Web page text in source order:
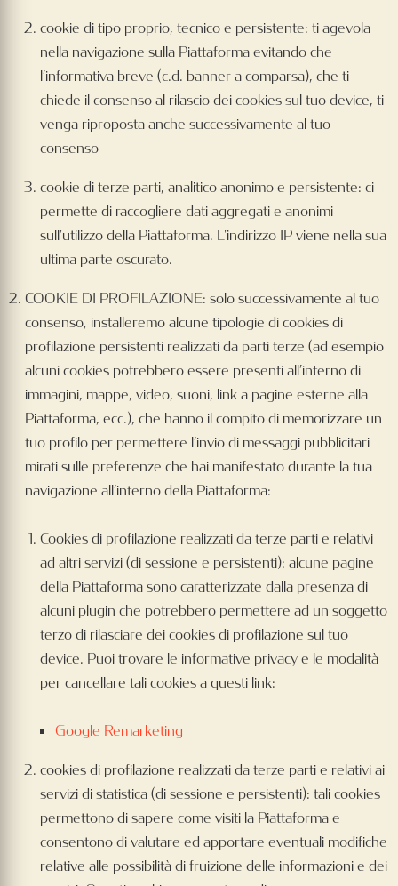
cookie di tipo proprio, tecnico e persistente: ti agevola
nella navigazione sulla Piattaforma evitando che
l’informativa breve (c.d. banner a comparsa), che ti
chiede il consenso al rilascio dei cookies sul tuo device, ti
venga riproposta anche successivamente al tuo
consenso
cookie di terze parti, analitico anonimo e persistente: ci
permette di raccogliere dati aggregati e anonimi
sull'utilizzo della Piattaforma. L'indirizzo IP viene nella sua
ultima parte oscurato.
COOKIE DI PROFILAZIONE: solo successivamente al tuo
consenso, installeremo alcune tipologie di cookies di
profilazione persistenti realizzati da parti terze (ad esempio
alcuni cookies potrebbero essere presenti all’interno di
immagini, mappe, video, suoni, link a pagine esterne alla
Piattaforma, ecc.), che hanno il compito di memorizzare un
tuo profilo per permettere l’invio di messaggi pubblicitari
mirati sulle preferenze che hai manifestato durante la tua
navigazione all’interno della Piattaforma:
Cookies di profilazione realizzati da terze parti e relativi
ad altri servizi (di sessione e persistenti): alcune pagine
della Piattaforma sono caratterizzate dalla presenza di
alcuni plugin che potrebbero permettere ad un soggetto
terzo di rilasciare dei cookies di profilazione sul tuo
device. Puoi trovare le informative privacy e le modalità
per cancellare tali cookies a questi link:
Google Remarketing
cookies di profilazione realizzati da terze parti e relativi ai
servizi di statistica (di sessione e persistenti): tali cookies
permettono di sapere come visiti la Piattaforma e
consentono di valutare ed apportare eventuali modifiche
relative alle possibilità di fruizione delle informazioni e dei